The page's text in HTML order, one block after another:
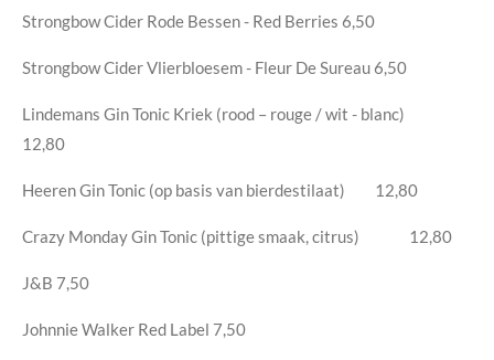
Strongbow Cider Rode Bessen - Red Berries 6,50
Strongbow Cider Vlierbloesem - Fleur De Sureau 6,50
Lindemans Gin Tonic Kriek (rood – rouge / wit - blanc)
12,80
Heeren Gin Tonic (op basis van bierdestilaat) 12,80
Crazy Monday Gin Tonic (pittige smaak, citrus) 12,80
J&B 7,50
Johnnie Walker Red Label 7,50